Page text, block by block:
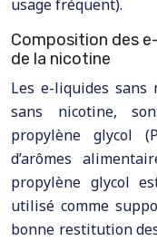
usage fréquent).
Composition des
de la nicotine
Les e-liquides sans
sans nicotine,
propylène glycol
d’arômes
propylène glycol
utilisé comme
bonne restitution